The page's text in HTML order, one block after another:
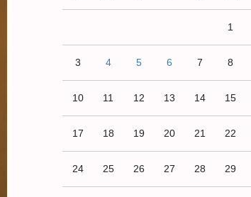
1
3 4 5 6 7 8
10 11 12 13 14 15
17 18 19 20 21 22
24 25 26 27 28 29